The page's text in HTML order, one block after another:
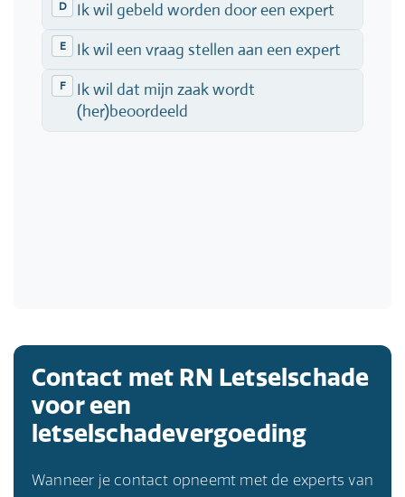
Contact met RN Letselschade
voor een
letselschadevergoeding
Wanneer je contact opneemt met de experts van